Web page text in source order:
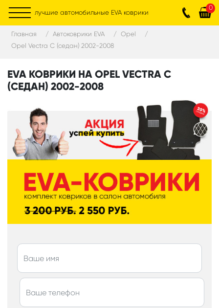
лучшие автомобильные EVA коврики
0
Главная Автоковрики EVA
Opel
Opel Vectra C (седан) 2002-2008
EVA КОВРИКИ НА OPEL VECTRA C
(СЕДАН) 2002-2008